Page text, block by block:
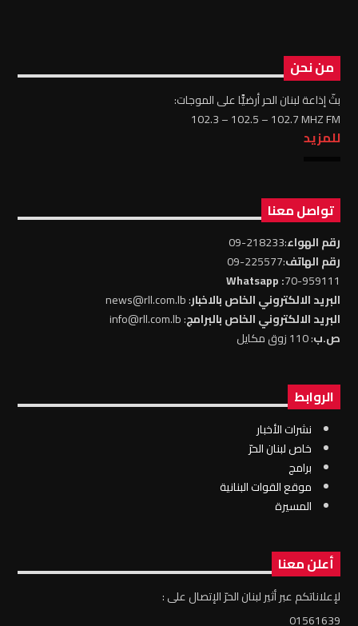
من نحن
بثّ إذاعة لبنان الحر أرضيًّا على الموجات:
102.3 – 102.5 – 102.7 MHZ FM
للمزيد
تواصل معنا
رقم الهواء:218233-09
رقم الهاتف:225577-09
70-959111
: Whatsapp
البريد الالكتروني الخاص بالاخبار: news@rll.com.lb
البريد الالكتروني الخاص بالبرامج: info@rll.com.lb
ص.ب: 110 زوق مكايل
الروابط
نشرات الأخبار
خاص لبنان الحرّ
برامج
موقع القوات البنانية
المسيرة
أعلن معنا
لإعلاناتكم عبر أثير لبنان الحرّ الإتصال على :
01561639